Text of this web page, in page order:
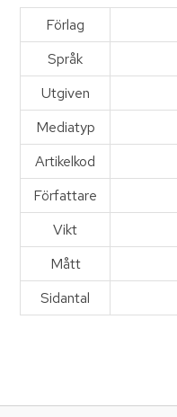
Förlag
Språk
Utgiven
Mediatyp
Artikelkod
Författare
Vikt
Mått
Sidantal